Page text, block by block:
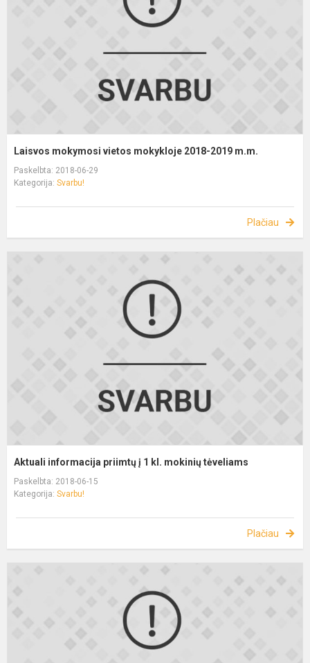
Laisvos mokymosi vietos mokykloje 2018-2019 m.m.
Paskelbta: 2018-06-29
Kategorija: Svarbu!
Plačiau
Aktuali informacija priimtų į 1 kl. mokinių tėveliams
Paskelbta: 2018-06-15
Kategorija: Svarbu!
Plačiau